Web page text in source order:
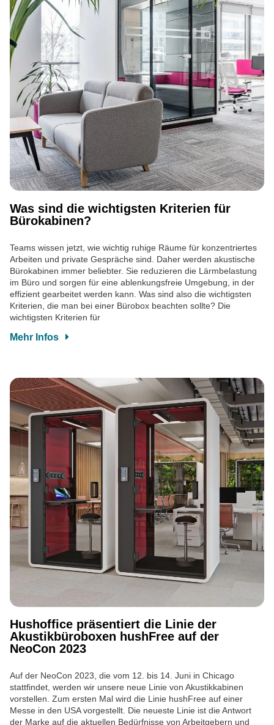
Was sind die wichtigsten Kriterien für
Bürokabinen?
Teams wissen jetzt, wie wichtig ruhige Räume für konzentriertes
Arbeiten und private Gespräche sind. Daher werden akustische
Bürokabinen immer beliebter. Sie reduzieren die Lärmbelastung
im Büro und sorgen für eine ablenkungsfreie Umgebung, in der
effizient gearbeitet werden kann. Was sind also die wichtigsten
Kriterien, die man bei einer Bürobox beachten sollte? Die
wichtigsten Kriterien für
Mehr Infos
Hushoffice präsentiert die Linie der
Akustikbüroboxen hushFree auf der
NeoCon 2023
Auf der NeoCon 2023, die vom 12. bis 14. Juni in Chicago
stattfindet, werden wir unsere neue Linie von Akustikkabinen
vorstellen. Zum ersten Mal wird die Linie hushFree auf einer
Messe in den USA vorgestellt. Die neueste Linie ist die Antwort
der Marke auf die aktuellen Bedürfnisse von Arbeitgebern und